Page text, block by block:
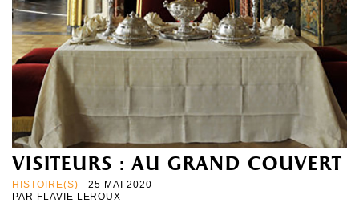
visiteurs : au grand couvert
HISTOIRE(S) - 25 MAI 2020
PAR FLAVIE LEROUX